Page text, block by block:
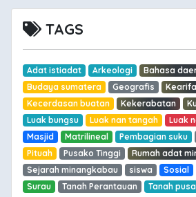
TAGS
Adat istiadat Arkeologi Bahasa
Budaya sumatera
Geografis
Kecerdasan buatan
Kekerabatan
Luak bungsu
Luak nan tangah Luak
Masjid
Matrilineal Pembagian suku
Pituah
Pusako Tinggi
Rumah adat
Sejarah minangkabau
siswa Sosial
Surau
Tanah Perantauan Tanah